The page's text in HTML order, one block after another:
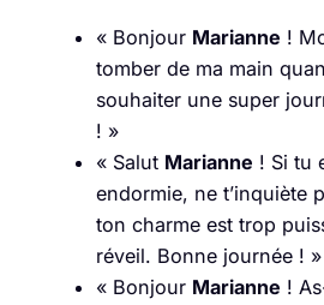
« Bonjour Marianne !
tomber de ma main
souhaiter une super
! »
« Salut Marianne ! Si tu
endormie, ne t’inquiète
ton charme est trop
réveil. Bonne journée ! »
« Bonjour Marianne !